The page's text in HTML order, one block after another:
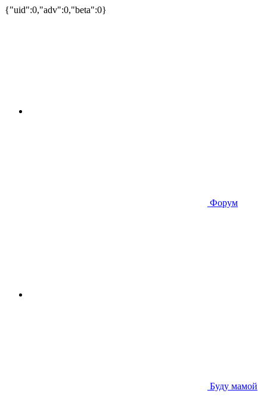
{"uid":0,"adv":0,"beta":0}
Форум
Буду мамой